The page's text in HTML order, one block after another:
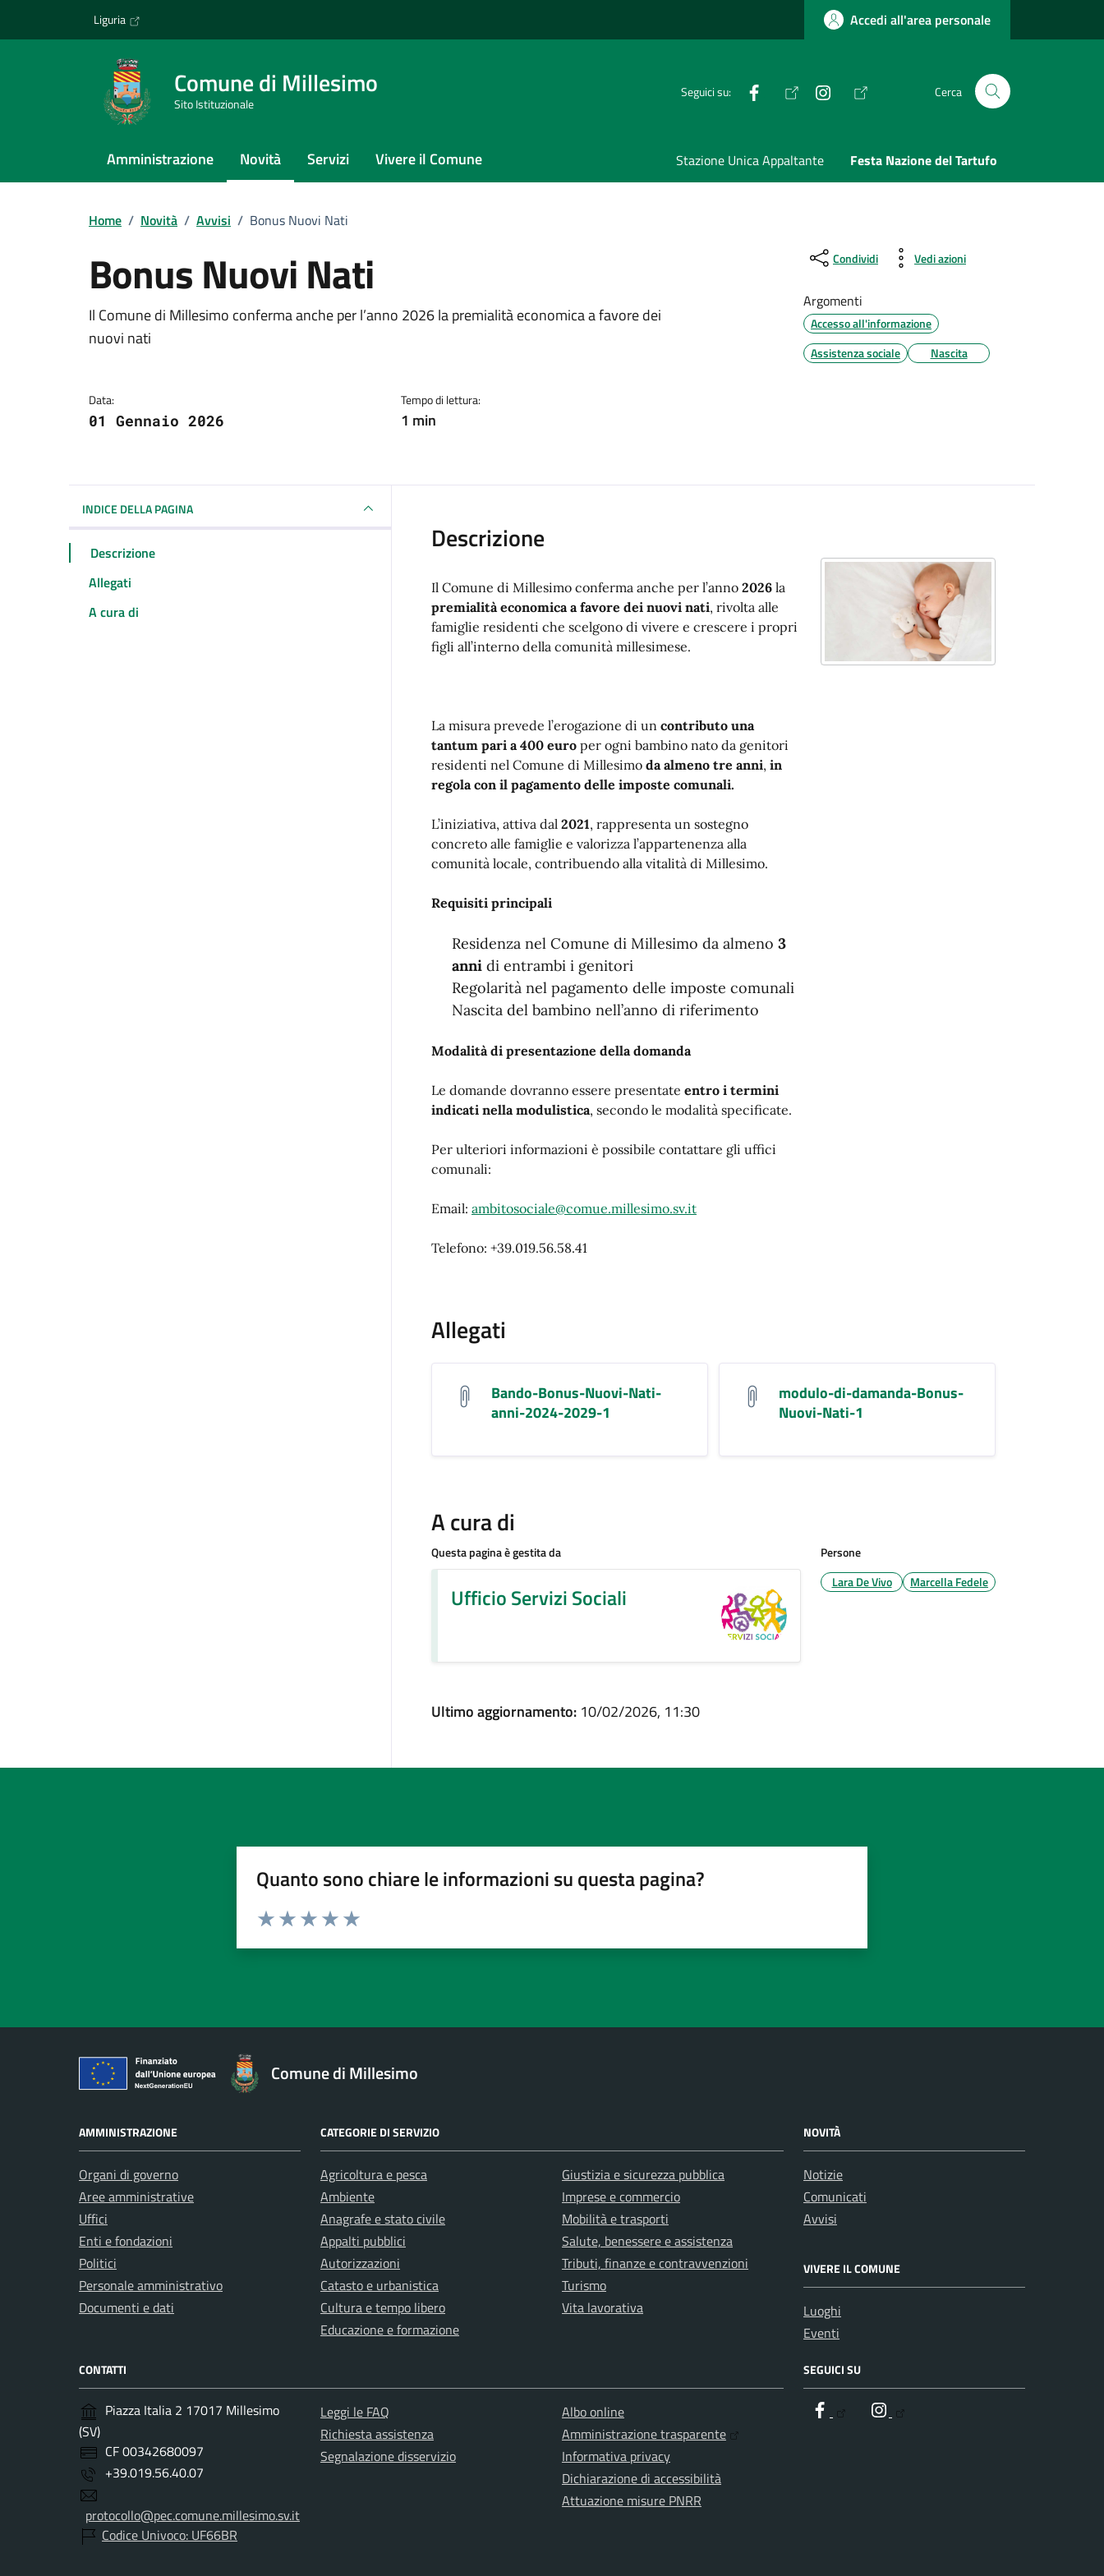
Liguria Accedi all'area personale
Comune di Millesimo
Sito Istituzionale
Seguici su: Facebook Instagram Cerca
Amministrazione Novità Servizi Vivere il Comune Stazione Unica Appaltante Festa Nazione del Tartufo
Home / Novità / Avvisi / Bonus Nuovi Nati
Bonus Nuovi Nati
Dettagli della notizia
Il Comune di Millesimo conferma anche per l’anno 2026 la premialità economica a favore dei
nuovi nati
Data:
01 Gennaio 2026
Tempo di lettura:
1 min
Condividi Vedi azioni
Argomenti
Accesso all'informazione
Assistenza sociale
Nascita
INDICE DELLA PAGINA
Descrizione
Allegati
A cura di
Descrizione
Il Comune di Millesimo conferma anche per l’anno 2026 la
premialità economica a favore dei nuovi nati, rivolta alle
famiglie residenti che scelgono di vivere e crescere i propri
figli all’interno della comunità millesimese.
La misura prevede l’erogazione di un contributo una
tantum pari a 400 euro per ogni bambino nato da genitori
residenti nel Comune di Millesimo da almeno tre anni, in
regola con il pagamento delle imposte comunali.
L’iniziativa, attiva dal 2021, rappresenta un sostegno
concreto alle famiglie e valorizza l’appartenenza alla
comunità locale, contribuendo alla vitalità di Millesimo.
Requisiti principali
Residenza nel Comune di Millesimo da almeno 3
annidi entrambi i genitori
Regolarità nel pagamento delle imposte comunali
Nascita del bambino nell’anno di riferimento
Modalità di presentazione della domanda
Le domande dovranno essere presentate entro i termini
indicati nella modulistica, secondo le modalità specificate.
Per ulteriori informazioni è possibile contattare gli uffici
comunali:
Email: ambitosociale@comue.millesimo.sv.it
Telefono: +39.019.56.58.41
Allegati
Bando-Bonus-Nuovi-Nati-
anni-2024-2029-1
modulo-di-damanda-Bonus-
Nuovi-Nati-1
A cura di
Questa pagina è gestita da
Ufficio Servizi Sociali
Persone
Lara De Vivo
Marcella Fedele
Ultimo aggiornamento: 10/02/2026, 11:30
Quanto sono chiare le informazioni su questa pagina?
Valuta da 1 a 5 stelle la pagina
Comune di Millesimo
AMMINISTRAZIONE
Organi di governo
Aree amministrative
Uffici
Enti e fondazioni
Politici
Personale amministrativo
Documenti e dati
CATEGORIE DI SERVIZIO
Agricoltura e pesca
Ambiente
Anagrafe e stato civile
Appalti pubblici
Autorizzazioni
Catasto e urbanistica
Cultura e tempo libero
Educazione e formazione
Giustizia e sicurezza pubblica
Imprese e commercio
Mobilità e trasporti
Salute, benessere e assistenza
Tributi, finanze e contravvenzioni
Turismo
Vita lavorativa
NOVITÀ
Notizie
Comunicati
Avvisi
VIVERE IL COMUNE
Luoghi
Eventi
CONTATTI
Piazza Italia 2 17017 Millesimo
(SV)
CF 00342680097
+39.019.56.40.07
protocollo@pec.comune.millesimo.sv.it
Codice Univoco: UF66BR
Leggi le FAQ
Richiesta assistenza
Segnalazione disservizio
Albo online
Amministrazione trasparente
Informativa privacy
Dichiarazione di accessibilità
Attuazione misure PNRR
SEGUICI SU
Facebook Instagram